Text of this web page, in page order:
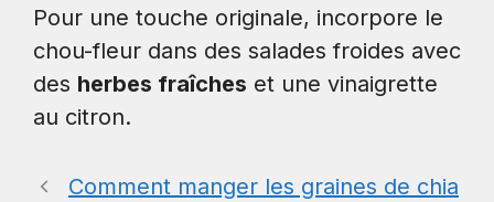
Pour une touche originale, incorpore le
chou-fleur dans des salades froides avec
des herbes fraîches et une vinaigrette
au citron.
Comment manger les graines de chia